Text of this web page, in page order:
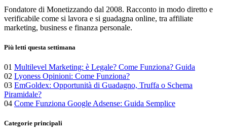
Fondatore di Monetizzando dal 2008. Racconto in modo diretto e
verificabile come si lavora e si guadagna online, tra affiliate
marketing, business e finanza personale.
Più letti questa settimana
01 Multilevel Marketing: è Legale? Come Funziona? Guida
02 Lyoness Opinioni: Come Funziona?
03 EmGoldex: Opportunità di Guadagno, Truffa o Schema
Piramidale?
04 Come Funziona Google Adsense: Guida Semplice
Categorie principali